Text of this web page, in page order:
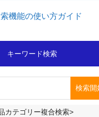
機能の使い方ガイド
キーワード検索
カテゴリー複合検索>